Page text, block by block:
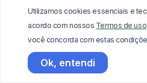
São Miguel do Anta,
João Pinheiro, MG
Campo Azul, MG
Guapé, MG
Utilizamos cookies essenciais e
acordo com nossos Termos de uso
você concorda com estas
Ok, entendi